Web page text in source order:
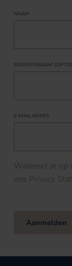
NAAM
BEDRIJFSNAAM
E-MAILADRES
Wanneer je op
ons Privacy
Aanmelden